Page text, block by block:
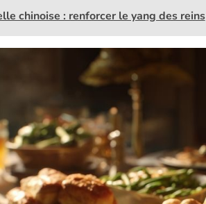
chinoise : renforcer le yang des reins